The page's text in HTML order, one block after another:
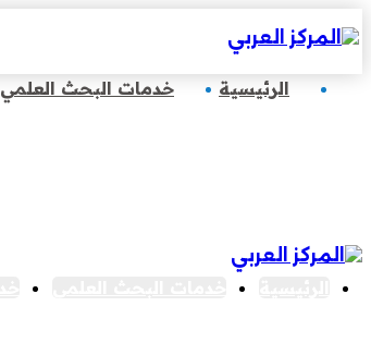
الرئيسية خدمات البحث العلمي